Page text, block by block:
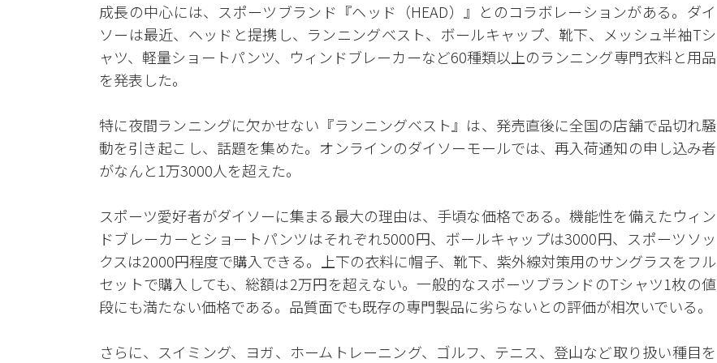
成長の中心には、スポーツブランド『ヘッド（HEAD）』とのコラボレーションがある。ダイ
ソーは最近、ヘッドと提携し、ランニングベスト、ボールキャップ、靴下、メッシュ半袖Tシ
ャツ、軽量ショートパンツ、ウィンドブレーカーなど60種類以上のランニング専門衣料と用品
を発表した。
特に夜間ランニングに欠かせない『ランニングベスト』は、発売直後に全国の店舗で品切れ騒
動を引き起こし、話題を集めた。オンラインのダイソーモールでは、再入荷通知の申し込み者
がなんと1万3000人を超えた。
スポーツ愛好者がダイソーに集まる最大の理由は、手頃な価格である。機能性を備えたウィン
ドブレーカーとショートパンツはそれぞれ5000円、ボールキャップは3000円、スポーツソッ
クスは2000円程度で購入できる。上下の衣料に帽子、靴下、紫外線対策用のサングラスをフル
セットで購入しても、総額は2万円を超えない。一般的なスポーツブランドのTシャツ1枚の値
段にも満たない価格である。品質面でも既存の専門製品に劣らないとの評価が相次いでいる。
さらに、スイミング、ヨガ、ホームトレーニング、ゴルフ、テニス、登山など取り扱い種目を